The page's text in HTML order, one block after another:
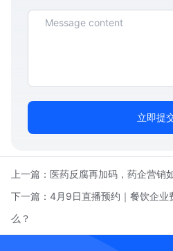
立即提
上一篇： 医药反腐再加码，药企营销
下一篇： 4月9日直播预约｜餐饮企业
么？